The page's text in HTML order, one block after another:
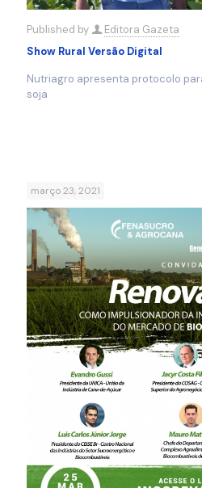
Published by
Editora Gazeta
Show Rural Versão Digital
Nutriagro apresenta protocolo
soja
março 23, 2021